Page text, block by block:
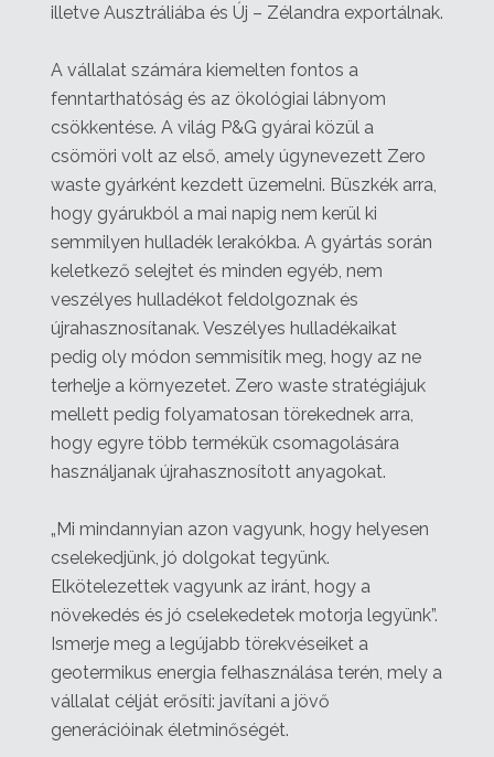
illetve Ausztráliába és Új – Zélandra exportálnak.
A vállalat számára kiemelten fontos a
fenntarthatóság és az ökológiai lábnyom
csökkentése. A világ P&G gyárai közül a
csömöri volt az első, amely úgynevezett Zero
waste gyárként kezdett üzemelni. Büszkék arra,
hogy gyárukból a mai napig nem kerül ki
semmilyen hulladék lerakókba. A gyártás során
keletkező selejtet és minden egyéb, nem
veszélyes hulladékot feldolgoznak és
újrahasznosítanak. Veszélyes hulladékaikat
pedig oly módon semmisítik meg, hogy az ne
terhelje a környezetet. Zero waste stratégiájuk
mellett pedig folyamatosan törekednek arra,
hogy egyre több termékük csomagolására
használjanak újrahasznosított anyagokat.
„Mi mindannyian azon vagyunk, hogy helyesen
cselekedjünk, jó dolgokat tegyünk.
Elkötelezettek vagyunk az iránt, hogy a
növekedés és jó cselekedetek motorja legyünk”.
Ismerje meg a legújabb törekvéseiket a
geotermikus energia felhasználása terén, mely a
vállalat célját erősíti: javítani a jövő
generációinak életminőségét.